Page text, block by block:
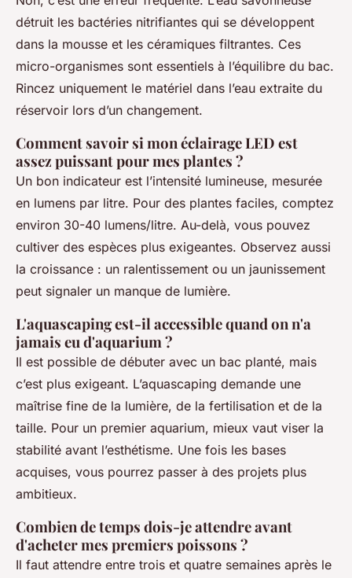
détruit les bactéries nitrifiantes qui se développent
dans la mousse et les céramiques filtrantes. Ces
micro-organismes sont essentiels à l’équilibre du bac.
Rincez uniquement le matériel dans l’eau extraite du
réservoir lors d’un changement.
Comment savoir si mon éclairage LED est
assez puissant pour mes plantes ?
Un bon indicateur est l’intensité lumineuse, mesurée
en lumens par litre. Pour des plantes faciles, comptez
environ 30-40 lumens/litre. Au-delà, vous pouvez
cultiver des espèces plus exigeantes. Observez aussi
la croissance : un ralentissement ou un jaunissement
peut signaler un manque de lumière.
L'aquascaping est-il accessible quand on n'a
jamais eu d'aquarium ?
Il est possible de débuter avec un bac planté, mais
c’est plus exigeant. L’aquascaping demande une
maîtrise fine de la lumière, de la fertilisation et de la
taille. Pour un premier aquarium, mieux vaut viser la
stabilité avant l’esthétisme. Une fois les bases
acquises, vous pourrez passer à des projets plus
ambitieux.
Combien de temps dois-je attendre avant
d'acheter mes premiers poissons ?
Il faut attendre entre trois et quatre semaines après le